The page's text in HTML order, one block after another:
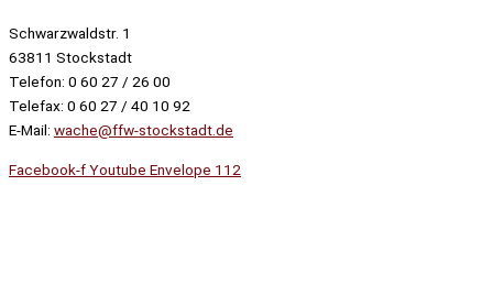
Schwarzwaldstr. 1
63811 Stockstadt
Telefon: 0 60 27 / 26 00
Telefax: 0 60 27 / 40 10 92
E-Mail: wache@ffw-stockstadt.de
Facebook-fYoutube Envelope 112